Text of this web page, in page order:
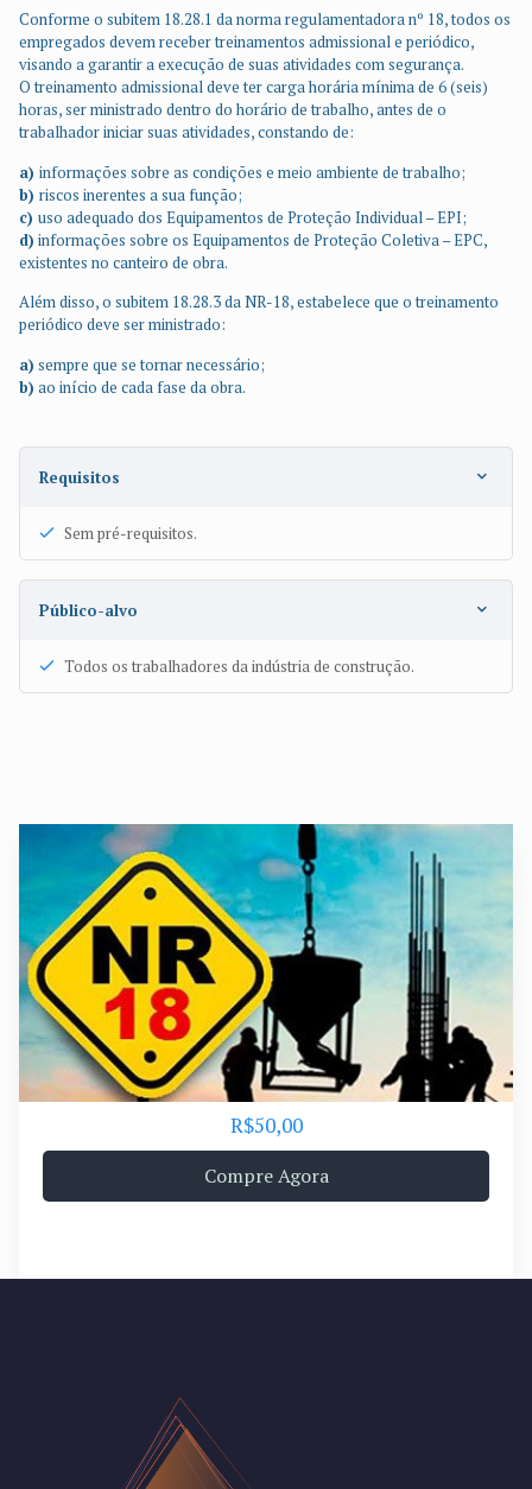
Conforme o subitem 18.28.1 da norma regulamentadora nº 18, todos os
empregados devem receber treinamentos admissional e periódico,
visando a garantir a execução de suas atividades com segurança.
O treinamento admissional deve ter carga horária mínima de 6 (seis)
horas, ser ministrado dentro do horário de trabalho, antes de o
trabalhador iniciar suas atividades, constando de:
a) informações sobre as condições e meio ambiente de trabalho;
b) riscos inerentes a sua função;
c) uso adequado dos Equipamentos de Proteção Individual – EPI;
d) informações sobre os Equipamentos de Proteção Coletiva – EPC,
existentes no canteiro de obra.
Além disso, o subitem 18.28.3 da NR-18, estabelece que o treinamento
periódico deve ser ministrado:
a) sempre que se tornar necessário;
b) ao início de cada fase da obra.
Requisitos
Sem pré-requisitos.
Público-alvo
Todos os trabalhadores da indústria de construção.
R$50,00
Compre Agora